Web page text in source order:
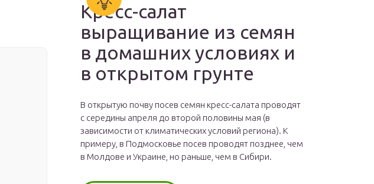
Кресс-салат
выращивание из семян
в домашних условиях и
в открытом грунте
В открытую почву посев семян кресс-салата проводят
с середины апреля до второй половины мая (в
зависимости от климатических условий региона). К
примеру, в Подмосковье посев проводят позднее, чем
в Молдове и Украине, но раньше, чем в Сибири.